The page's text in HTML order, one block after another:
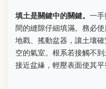
填土是關鍵中的關鍵。 一
間的縫隙仔細填滿。務必
地戳、搖動盆器，讓土壤
空的氣室。根系若接觸不
接近盆緣，輕壓表面使其平